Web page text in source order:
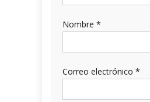
Nombre *
Correo electrónico *